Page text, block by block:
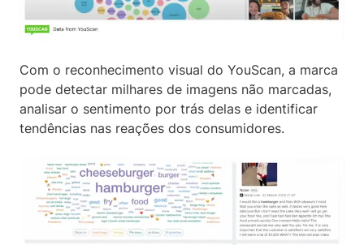
Com o reconhecimento visual do YouScan, a marca
pode detectar milhares de imagens não marcadas,
analisar o sentimento por trás delas e identificar
tendências nas reações dos consumidores.